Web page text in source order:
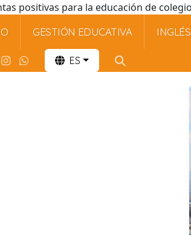
positivas para la educación de
GESTIÓN EDUCATIVA INGLÉS
ES